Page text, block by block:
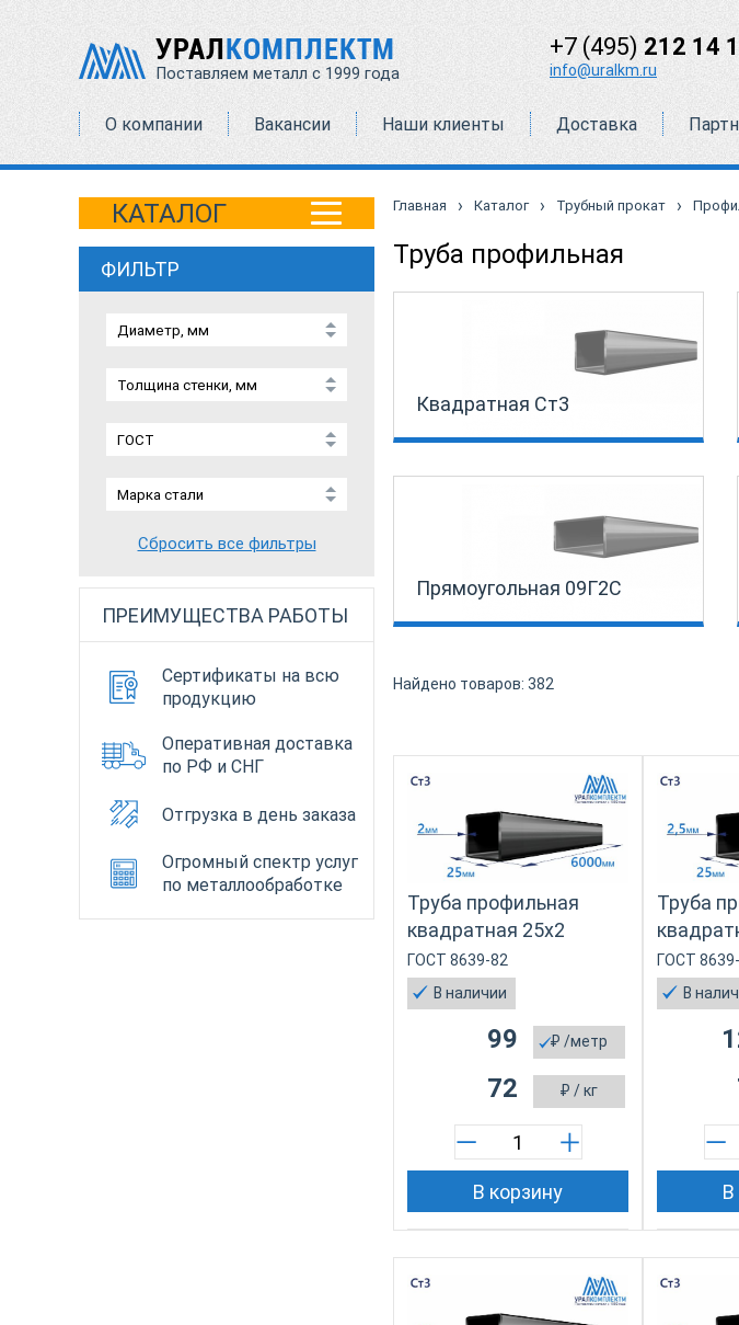
УРАЛКОМПЛЕКТМ
Поставляем металл с 1999 года
+7 (495) 212 14
info@uralkm.ru
О компании Вакансии Наши клиенты Доставка
КАТАЛОГ
ФИЛЬТР
Сбросить все фильтры
ПРЕИМУЩЕСТВА РАБОТЫ
Сертификаты на всю
продукцию
Оперативная доставка
по РФ и СНГ
Отгрузка в день заказа
Огромный спектр услуг
по металлообработке
Главная › Каталог › Трубный прокат ›
Труба профильная
Квадратная Ст3
Прямоугольная 09Г2С
Найдено товаров: 382
Труба профильная
квадратная 25х2
ГОСТ 8639-82
В наличии
₽ /метр
99
₽ / кг
72
В корзину
Труба
ГОСТ
В
В